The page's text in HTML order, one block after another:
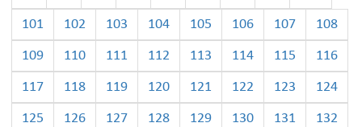
101 102 103 104 105 106 107 108
109 110 111 112 113 114 115 116
117 118 119 120 121 122 123 124
125 126 127 128 129 130 131 132